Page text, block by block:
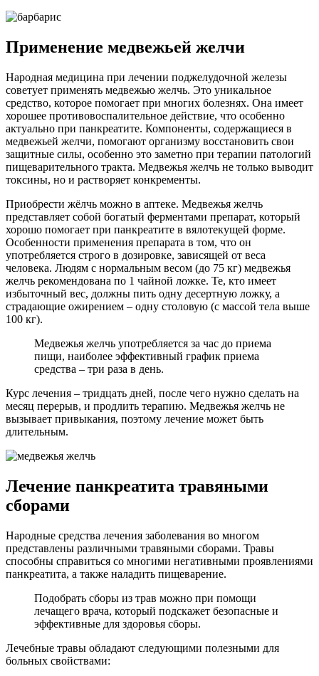
Применение медвежьей желчи
Народная медицина при лечении поджелудочной железы
советует применять медвежью желчь. Это уникальное
средство, которое помогает при многих болезнях. Она имеет
хорошее противовоспалительное действие, что особенно
актуально при панкреатите. Компоненты, содержащиеся в
медвежьей желчи, помогают организму восстановить свои
защитные силы, особенно это заметно при терапии патологий
пищеварительного тракта. Медвежья желчь не только выводит
токсины, но и растворяет конкременты.
Приобрести жёлчь можно в аптеке. Медвежья желчь
представляет собой богатый ферментами препарат, который
хорошо помогает при панкреатите в вялотекущей форме.
Особенности применения препарата в том, что он
употребляется строго в дозировке, зависящей от веса
человека. Людям с нормальным весом (до 75 кг) медвежья
желчь рекомендована по 1 чайной ложке. Те, кто имеет
избыточный вес, должны пить одну десертную ложку, а
страдающие ожирением – одну столовую (с массой тела выше
100 кг).
Медвежья желчь употребляется за час до приема
пищи, наиболее эффективный график приема
средства – три раза в день.
Курс лечения – тридцать дней, после чего нужно сделать на
месяц перерыв, и продлить терапию. Медвежья желчь не
вызывает привыкания, поэтому лечение может быть
длительным.
Лечение панкреатита травяными
сборами
Народные средства лечения заболевания во многом
представлены различными травяными сборами. Травы
способны справиться со многими негативными проявлениями
панкреатита, а также наладить пищеварение.
Подобрать сборы из трав можно при помощи
лечащего врача, который подскажет безопасные и
эффективные для здоровья сборы.
Лечебные травы обладают следующими полезными для
больных свойствами: